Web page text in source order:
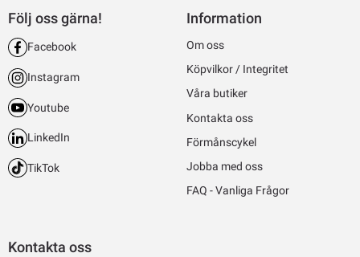
Kontakta oss
Följ oss gärna!
Facebook
Instagram
Youtube
LinkedIn
TikTok
Information
Om oss
Köpvilkor / Integritet
Våra butiker
Kontakta oss
Förmånscykel
Jobba med oss
FAQ - Vanliga Frågor